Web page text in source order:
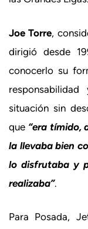
Joe Torre,
dirigió desde
conocerlo su
situación sin
que “era tímido,
la llevaba bien
lo disfrutaba y
realizaba”.
Para Posada,